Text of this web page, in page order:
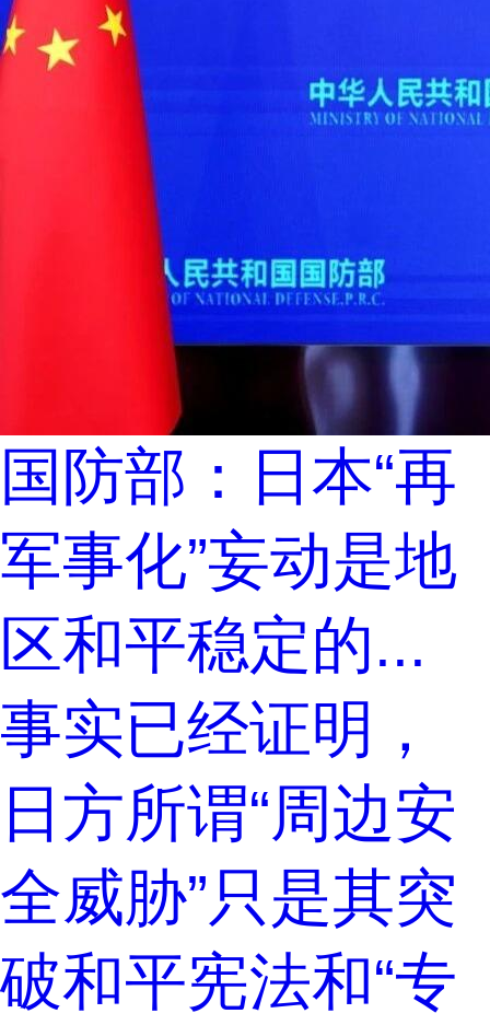
国防部：日本“再
军事化”妄动是地
区和平稳定的...
事实已经证明，
日方所谓“周边安
全威胁”只是其突
破和平宪法和“专